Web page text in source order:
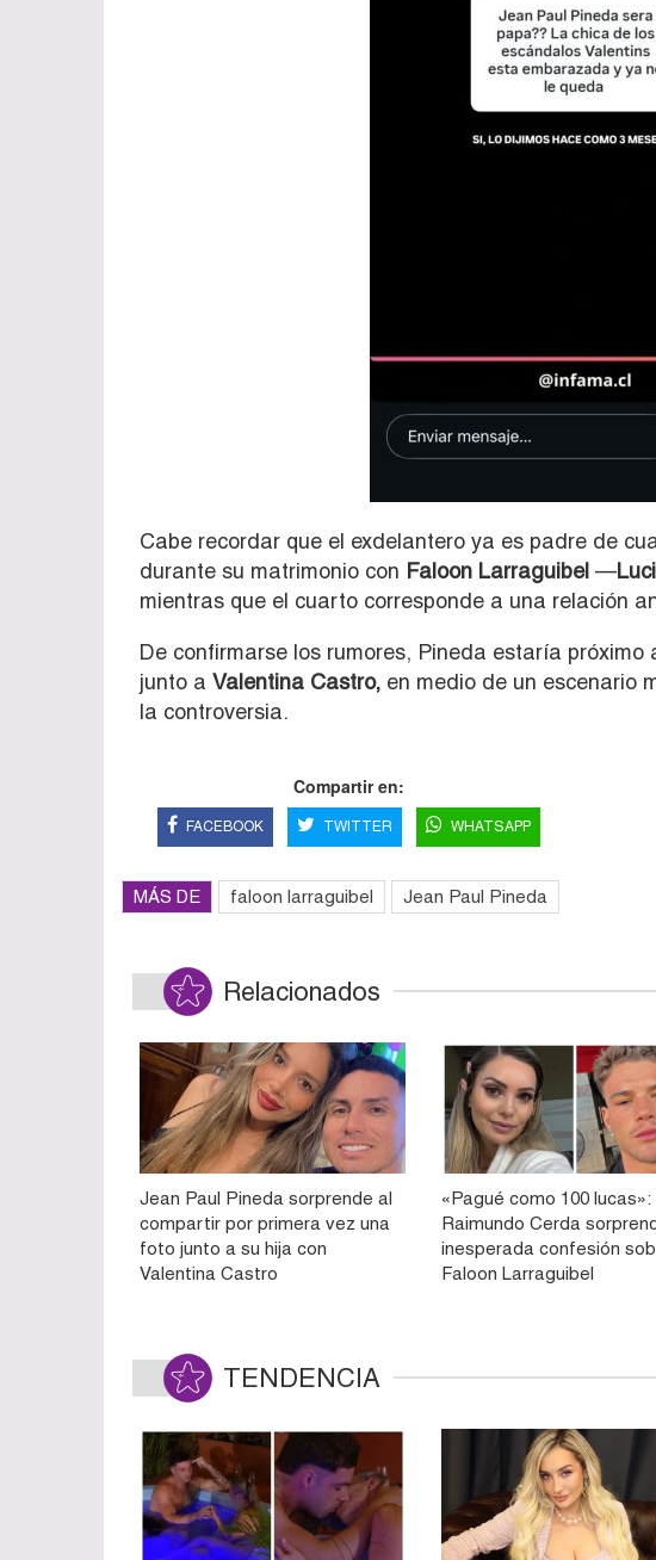
Cabe recordar que el exdelantero ya es padre de
durante su matrimonio con Faloon Larraguibel —
mientras que el cuarto corresponde a una relación
De confirmarse los rumores, Pineda estaría próximo
junto a Valentina Castro, en medio de un escenario
la controversia.
Compartir en:
FACEBOOK TWITTER WHATSAPP
MÁS DE faloon larraguibel Jean Paul Pineda
Relacionados
Jean Paul Pineda sorprende al
compartir por primera vez una
foto junto a su hija con
Valentina Castro
«Pagué como 100 lucas»:
Raimundo Cerda
inesperada confesión
Faloon Larraguibel
TENDENCIA